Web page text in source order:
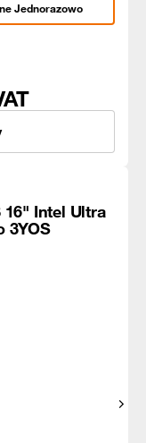
Jednorazowo
Intel Ultra
3YOS